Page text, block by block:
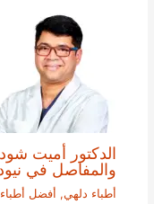
الدكتور أميت
والمفاصل في
أطباء دلهي, أفضل أطباء